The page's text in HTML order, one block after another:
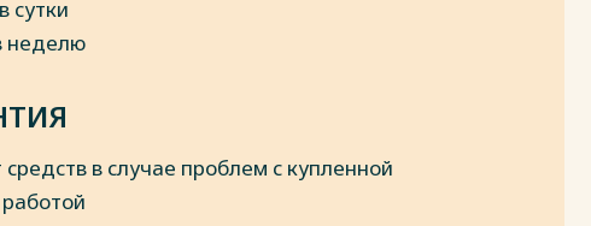
к
сутки
неделю
средств в случае проблем с купленной